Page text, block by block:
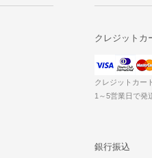
クレジットカ
クレジットカー
1～5営業日で発
銀行振込